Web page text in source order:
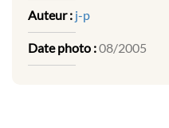
Auteur : j-p
Date photo :08/2005